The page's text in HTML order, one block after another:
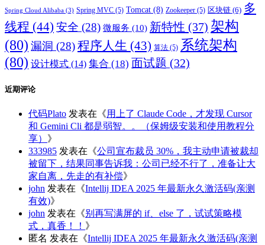
Spring Cloud Alibaba (3) Spring MVC (5) Tomcat (8) Zookeeper (5) 区块链 (6) 多
线程 (44) 安全 (28) 微服务 (10) 新特性 (37) 架构
(80) 漏洞 (28)程序人生 (43) 算法 (5) 系统架构
(80) 设计模式 (14) 集合 (18) 面试题 (32)
近期评论
代码Plato 发表在《用上了 Claude Code，才发现 Cursor
和 Gemini Cli 都是弱智。。（保姆级安装和使用教程分
享） 》
333985 发表在《公司宣布裁员 30%，我主动申请被裁却
被留下，结果同事告诉我：公司已经不行了，准备让大
家自离，先走的有补偿》
john 发表在《Intellij IDEA 2025 年最新永久激活码(亲测
有效)》
john 发表在《别再写满屏的 if、else 了，试试策略模
式，真香！！ 》
匿名 发表在《Intellij IDEA 2025 年最新永久激活码(亲测